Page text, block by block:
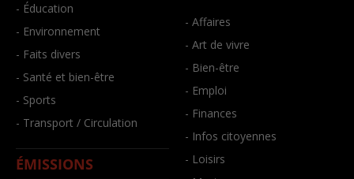
- Éducation
- Environnement
- Faits divers
- Santé et bien-être
- Sports
- Transport / Circulation
ÉMISSIONS
- Affaires
- Art de vivre
- Bien-être
- Emploi
- Finances
- Infos citoyennes
- Loisirs